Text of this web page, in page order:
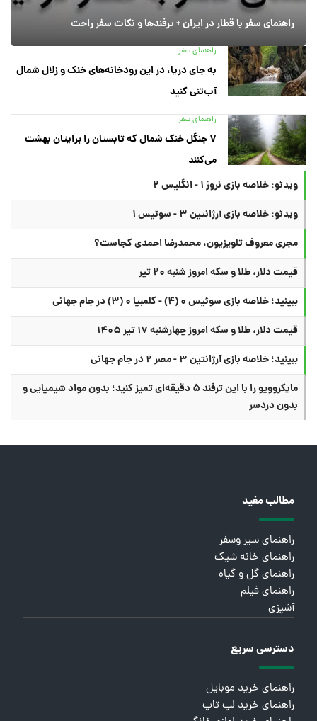
راهنمای سفر با قطار در ایران + ترفندها و نکات سفر راحت
راهنمای سفر
به جای دریا، در این رودخانه‌های خنک و زلال شمال
آب‌تنی کنید
راهنمای سفر
۷ جنگل خنک شمال که تابستان را برایتان بهشت
می‌کنند
ویدئو: خلاصه بازی نروژ ۱ - انگلیس ۲
ویدئو: خلاصه بازی آرژانتین ۳ - سوئیس ۱
مجری معروف تلویزیون، محمدرضا احمدی کجاست؟
قیمت دلار، طلا و سکه امروز شنبه ۲۰ تیر
ببینید؛ خلاصه بازی سوئیس ۰ (۴) - کلمبیا ۰ (۳) در جام جهانی
قیمت دلار، طلا و سکه امروز چهارشنبه ۱۷ تیر ۱۴۰۵
ببینید؛ خلاصه بازی آرژانتین ۳ - مصر ۲ در جام جهانی
مایکروویو را با این ترفند ۵ دقیقه‌ای تمیز کنید؛ بدون مواد شیمیایی و
بدون دردسر
مطالب مفید
راهنمای سیر وسفر
راهنمای خانه شیک
راهنمای گل و گیاه
راهنمای فیلم
آشپزی
دسترسی سریع
راهنمای خرید موبایل
راهنمای خرید لپ تاپ